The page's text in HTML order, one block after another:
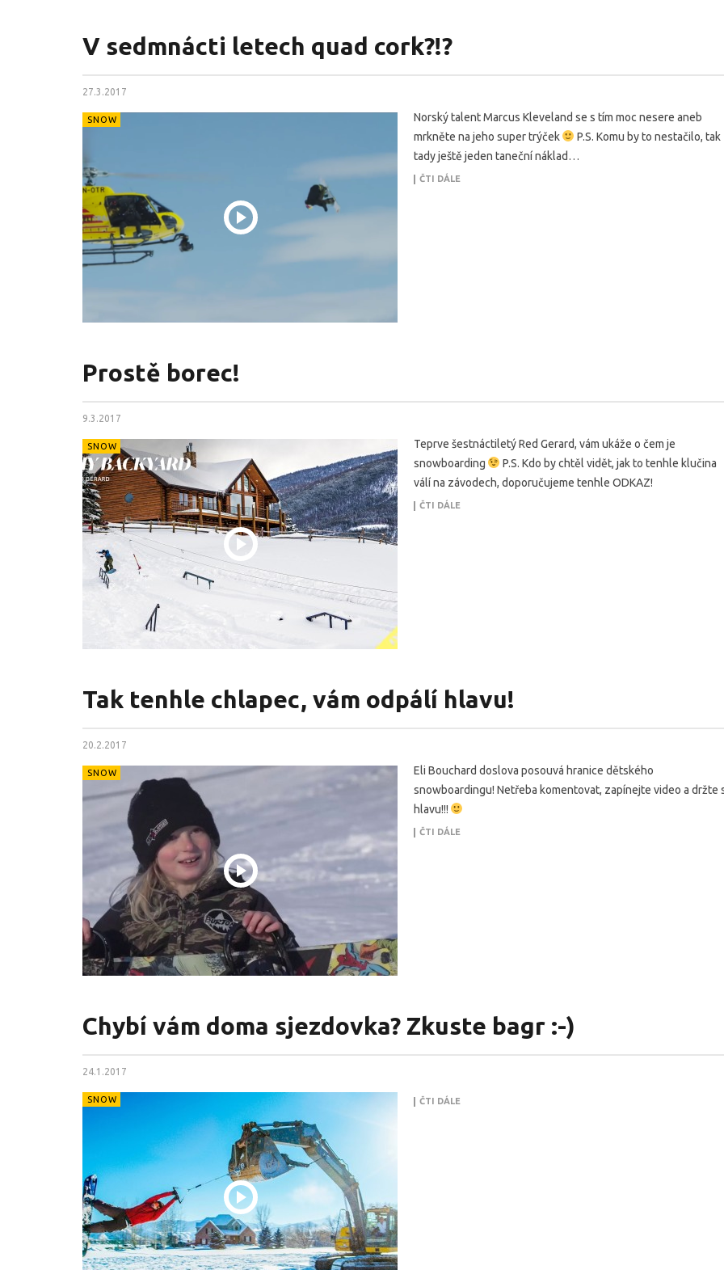
V sedmnácti letech quad cork?!?
27.3.2017
SNOW
Norský talent Marcus Kleveland se s tím moc nesere aneb
mrkněte na jeho super trýček
P.S. Komu by to nestačilo, tak
tady ještě jeden taneční náklad…
ČTI DÁLE
Prostě borec!
9.3.2017
SNOW
Teprve šestnáctiletý Red Gerard, vám ukáže o čem je
snowboarding
P.S. Kdo by chtěl vidět, jak to tenhle klučina
válí na závodech, doporučujeme tenhle ODKAZ!
ČTI DÁLE
Tak tenhle chlapec, vám odpálí hlavu!
20.2.2017
SNOW
Eli Bouchard doslova posouvá hranice dětského
snowboardingu! Netřeba komentovat, zapínejte video a držte
hlavu!!!
ČTI DÁLE
Chybí vám doma sjezdovka? Zkuste bagr :-)
24.1.2017
SNOW ČTI DÁLE